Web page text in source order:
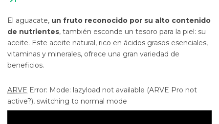
El aguacate, un fruto reconocido por su alto contenido
de nutrientes, también esconde un tesoro para la piel: su
aceite. Este aceite natural, rico en ácidos grasos esenciales,
vitaminas y minerales, ofrece una gran variedad de
beneficios.
ARVE Error: Mode: lazyload not available (ARVE Pro not
active?), switching to normal mode